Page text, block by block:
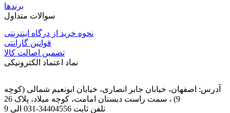
برندها
سوالات متداول
نحوه خرید از درگاه اینترنتی
قوانین گارانتی
تضمین اصالت کالا
نماد اعتماد الکترونیکی
آدرس: اصفهان، خیابان جابر انصاری، خیابان ابونعیم شمالی (کوچه
9) ، سمت راست دبستان امامت، کوچه میلاد، پلاک 26
تلفن ثابت 031-34404556 الی 9